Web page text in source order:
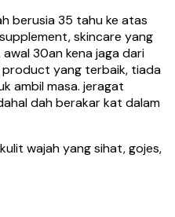
berusia 35 tahu ke atas
skincare yang
30an kena jaga dari
product yang terbaik, tiada
ambil masa. jeragat
dah berakar kat dalam
wajah yang sihat, gojes,